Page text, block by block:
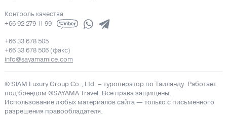
Контроль качества
+66 92 279 11 99
+66 33 678 505
+66 33 678 506 (факс)
info@sayamamice.com
© SIAM Luxury Group Co., Ltd. – туроператор по Таиланду. Работает
под брендом ©SAYAMA Travel. Все права защищены.
Использование любых материалов сайта — только с письменного
разрешения правообладателя.